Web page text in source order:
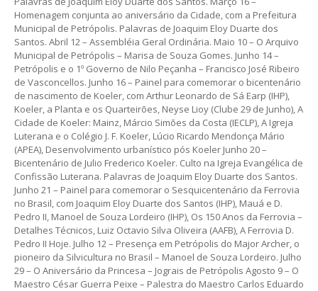
Homenagem conjunta ao aniversário da Cidade, com a Prefeitura
Municipal de Petrópolis. Palavras de Joaquim Eloy Duarte dos
Santos. Abril 12 – Assembléia Geral Ordinária. Maio 10 – O Arquivo
Municipal de Petrópolis – Marisa de Souza Gomes. Junho 14 –
Petrópolis e o 1º Governo de Nilo Peçanha – Francisco José Ribeiro
de Vasconcellos. Junho 16 – Painel para comemorar o bicentenário
de nascimento de Koeler, com Arthur Leonardo de Sá Earp (IHP),
Koeler, a Planta e os Quarteirões, Neyse Lioy (Clube 29 de Junho), A
Cidade de Koeler: Mainz, Márcio Simões da Costa (IECLP), A Igreja
Luterana e o Colégio J. F. Koeler, Lúcio Ricardo Mendonça Mário
(APEA), Desenvolvimento urbanístico pós Koeler Junho 20 –
Bicentenário de Julio Frederico Koeler. Culto na Igreja Evangélica de
Confissão Luterana. Palavras de Joaquim Eloy Duarte dos Santos.
Junho 21 – Painel para comemorar o Sesquicentenário da Ferrovia
no Brasil, com Joaquim Eloy Duarte dos Santos (IHP), Mauá e D.
Pedro II, Manoel de Souza Lordeiro (IHP), Os 150 Anos da Ferrovia –
Detalhes Técnicos, Luiz Octavio Silva Oliveira (AAFB), A Ferrovia D.
Pedro II Hoje. Julho 12 – Presença em Petrópolis do Major Archer, o
pioneiro da Silvicultura no Brasil – Manoel de Souza Lordeiro. Julho
29 – O Aniversário da Princesa – Jograis de Petrópolis Agosto 9 – O
Maestro César Guerra Peixe – Palestra do Maestro Carlos Eduardo